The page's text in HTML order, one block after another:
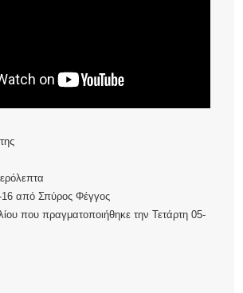
16 απόΣπύρος Φέγγος
που πραγματοποιήθηκε την Τετάρτη 05-